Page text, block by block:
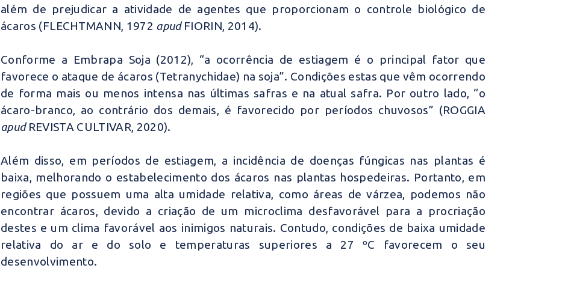
além de prejudicar a atividade de agentes que proporcionam o controle biológico de
ácaros (FLECHTMANN, 1972 apudFIORIN, 2014).
Conforme a Embrapa Soja (2012), “a ocorrência de estiagem é o principal fator que
favorece o ataque de ácaros (Tetranychidae) na soja”. Condições estas que vêm ocorrendo
de forma mais ou menos intensa nas últimas safras e na atual safra. Por outro lado, “o
ácaro-branco, ao contrário dos demais, é favorecido por períodos chuvosos” (ROGGIA
apudREVISTA CULTIVAR, 2020).
Além disso, em períodos de estiagem, a incidência de doenças fúngicas nas plantas é
baixa, melhorando o estabelecimento dos ácaros nas plantas hospedeiras. Portanto, em
regiões que possuem uma alta umidade relativa, como áreas de várzea, podemos não
encontrar ácaros, devido a criação de um microclima desfavorável para a procriação
destes e um clima favorável aos inimigos naturais. Contudo, condições de baixa umidade
relativa do ar e do solo e temperaturas superiores a 27 ºC favorecem o seu
desenvolvimento.